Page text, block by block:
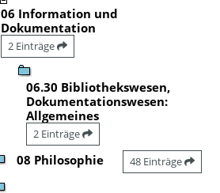
06 Information und
Dokumentation
2 Einträge
06.30 Bibliothekswesen,
Dokumentationswesen:
Allgemeines
2 Einträge
08 Philosophie 48 Einträge